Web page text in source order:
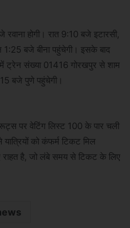
होगी। रात 9:10 बजे इटारसी,
बजे बीना पहुंचेगी। इसके बाद
ट्रेन संख्या 01416 गोरखपुर से शाम
बजे पुणे पहुंचेगी।
रूट्स पर वेटिंग लिस्ट 100 के पार चली
को कंफर्म टिकट मिल
है, जो लंबे समय से टिकट के लिए